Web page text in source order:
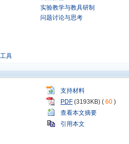
实验教学与教具研制
问题讨论与思考
具
支持材料
PDF (3193KB) ( 60 )
查看本文摘要
引用本文